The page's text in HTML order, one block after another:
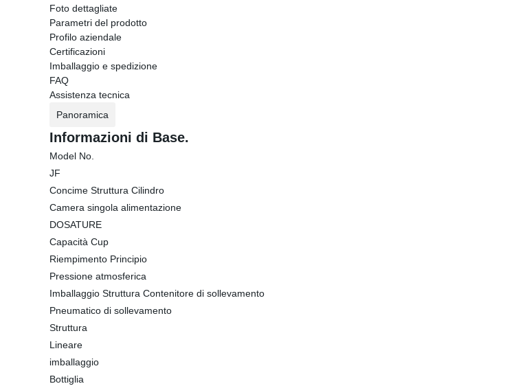
Foto dettagliate
Parametri del prodotto
Profilo aziendale
Certificazioni
Imballaggio e spedizione
FAQ
Assistenza tecnica
Panoramica
Informazioni di Base.
Model No.
JF
Concime Struttura Cilindro
Camera singola alimentazione
DOSATURE
Capacità Cup
Riempimento Principio
Pressione atmosferica
Imballaggio Struttura Contenitore di sollevamento
Pneumatico di sollevamento
Struttura
Lineare
imballaggio
Bottiglia